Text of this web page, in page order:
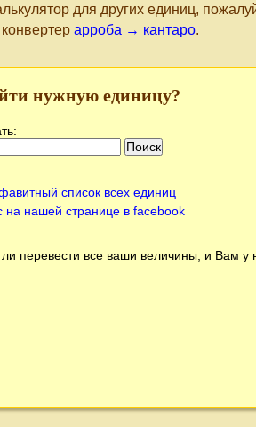
для других единиц,
арроба → кантаро.
нужную единицу?
список всех единиц
на нашей странице в facebook
перевести все ваши величины, и Вам у